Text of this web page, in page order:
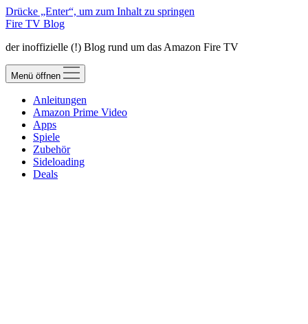
Drücke „Enter“, um zum Inhalt zu springen
Fire TV Blog
der inoffizielle (!) Blog rund um das Amazon Fire TV
Menü öffnen
Anleitungen
Amazon Prime Video
Apps
Spiele
Zubehör
Sideloading
Deals